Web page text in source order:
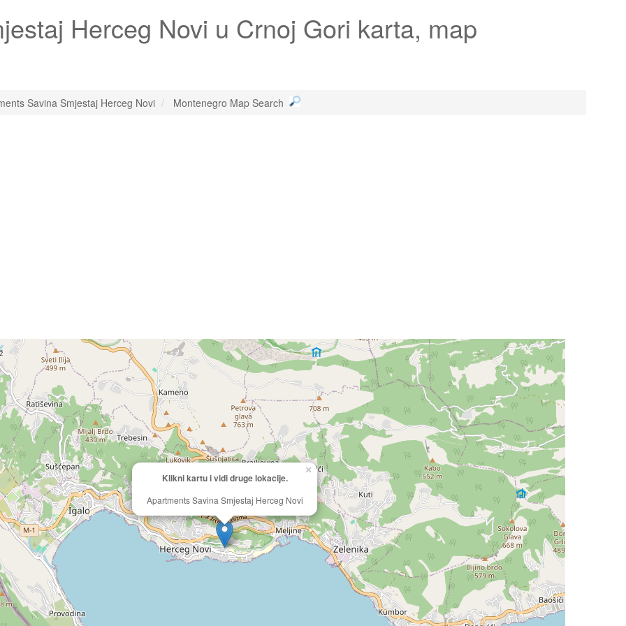
Herceg Novi u Crnoj Gori karta, map
Savina Smjestaj Herceg Novi Montenegro Map Search
Klikni kartu i vidi druge lokacije.
Apartments Savina Smjestaj Herceg Novi
×